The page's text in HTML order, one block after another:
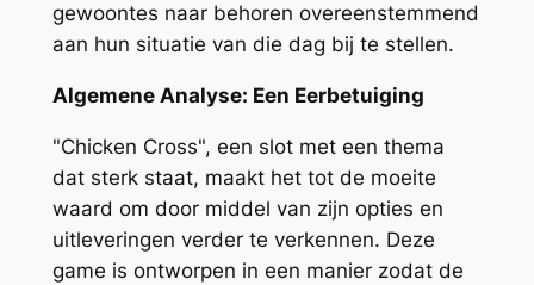
gewoontes naar behoren overeenstemmend
aan hun situatie van die dag bij te stellen.
Algemene Analyse: Een Eerbetuiging
"Chicken Cross", een slot met een thema
dat sterk staat, maakt het tot de moeite
waard om door middel van zijn opties en
uitleveringen verder te verkennen. Deze
game is ontworpen in een manier zodat de